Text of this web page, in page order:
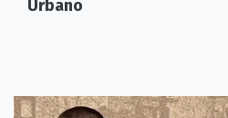
Urbano